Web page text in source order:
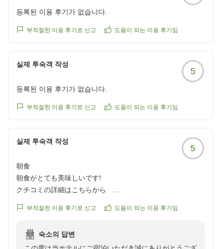
ルが多くなる中、当ホテルはお膳にセットした一般的な
のお声をいただくこともございます。ご満足いただけた
등록된 이용 후기가 없습니다.
부적절한 이용 후기로 신고 도움이 되는 이용 후기임
실제 투숙객 작성
5
등록된 이용 후기가 없습니다.
부적절한 이용 후기로 신고 도움이 되는 이용 후기임
실제 투숙객 작성
5
朝食
朝食がとても美味しいです!
クチコミの詳細はこちらから
reviewId=33123478167818
부적절한 이용 후기로 신고 도움이 되는 이용 후기임
숙소의 답변